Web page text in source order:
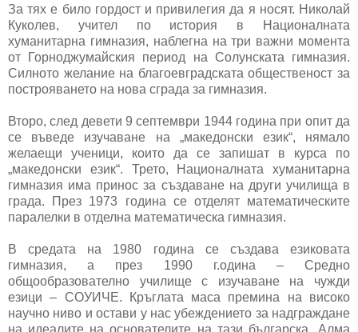
За тях е било гордост и привилегия да я носят. Николай
Куколев, учител по история в Националната
хуманитарна гимназия, наблегна на три важни момента
от Горноджумайския период на Солунската гимназия.
Силното желание на благоевградската общественост за
построяването на нова сграда за гимназия.
Второ, след девети 9 септември 1944 година при опит да
се въведе изучаване на „македонски език“, нямало
желаещи ученици, които да се запишат в курса по
„македонски език“. Трето, Националната хуманитарна
гимназия има принос за създаване на други училища в
града. През 1973 година се отделят математическите
паралелки в отделна математическа гимназия.
В средата на 1980 година се създава езиковата
гимназия, а през 1990 г.одина – Средно
общообразователно училище с изучаване на чужди
езици – СОУИЧЕ. Кръглата маса премина на високо
научно ниво и остави у нас убеждението за надграждане